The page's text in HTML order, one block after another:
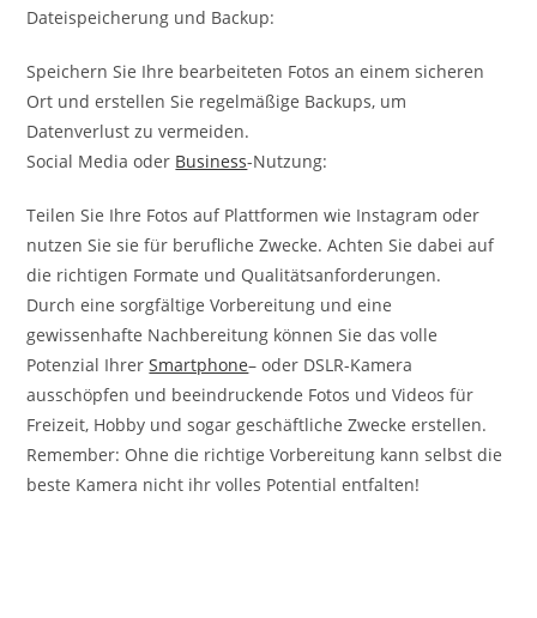
Dateispeicherung und Backup:
Speichern Sie Ihre bearbeiteten Fotos an einem sicheren
Ort und erstellen Sie regelmäßige Backups, um
Datenverlust zu vermeiden.
Social Media oder Business-Nutzung:
Teilen Sie Ihre Fotos auf Plattformen wie Instagram oder
nutzen Sie sie für berufliche Zwecke. Achten Sie dabei auf
die richtigen Formate und Qualitätsanforderungen.
Durch eine sorgfältige Vorbereitung und eine
gewissenhafte Nachbereitung können Sie das volle
Potenzial IhrerSmartphone– oder DSLR-Kamera
ausschöpfen und beeindruckende Fotos und Videos für
Freizeit, Hobby und sogar geschäftliche Zwecke erstellen.
Remember: Ohne die richtige Vorbereitung kann selbst die
beste Kamera nicht ihr volles Potential entfalten!